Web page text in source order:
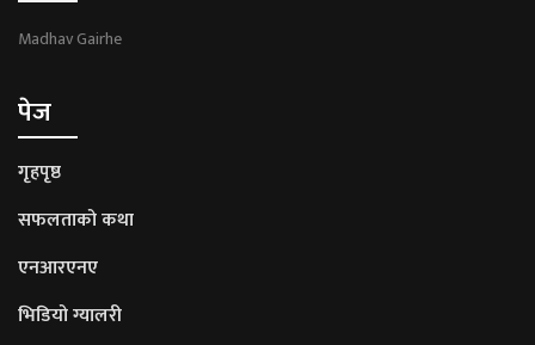
Madhav Gairhe
पेज
गृहपृष्ठ
सफलताको कथा
एनआरएनए
भिडियो ग्यालरी